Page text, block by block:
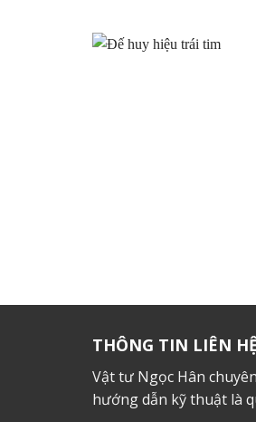
THÔNG TIN LIÊN HỆ
Vật tư Ngọc Hân
hướng dẫn kỹ thuật là